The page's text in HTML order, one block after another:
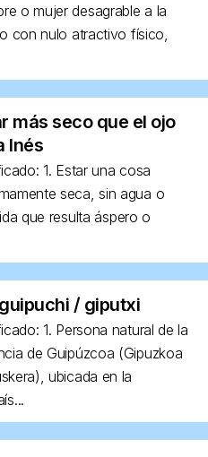
o mujer desagrable a la
con nulo atractivo físico,
más seco que el ojo
Inés
1. Estar una cosa
seca, sin agua o
que resulta áspero o
/ giputxi
1. Persona natural de la
de Guipúzcoa (Gipuzkoa
ubicada en la